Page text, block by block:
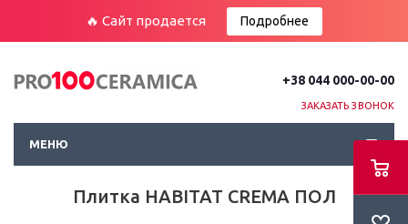
🔥 Сайт продается Подробнее
+38 044 000-00-00
ЗАКАЗАТЬ ЗВОНОК
МЕНЮ
Плитка HABITAT CREMA ПОЛ